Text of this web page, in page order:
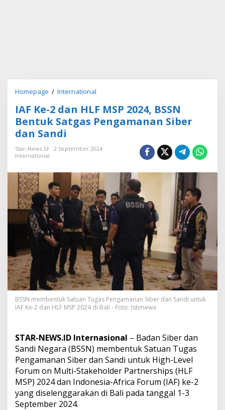
Homepage / International
F
K
2
n
H
L
F
M
S
,
B
S
S
N
n
u
k
S
a
t
g
IAF Ke-2 dan HLF MSP 2024, BSSN
Bentuk Satgas Pengamanan Siber
dan Sandi
Star-News.id
2 September 2024
International
BSSN membentuk Satuan Tugas Pengamanan Siber dan Sandi untuk
IAF Ke-2 dan HLF MSP 2024 di Bali - Foto: Istimewa
STAR-NEWS.ID Internasional – Badan Siber dan
Sandi Negara (BSSN) membentuk Satuan Tugas
Pengamanan Siber dan Sandi untuk High-Level
Forum on Multi-Stakeholder Partnerships (HLF
MSP) 2024 dan Indonesia-Africa Forum (IAF) ke-2
yang diselenggarakan di Bali pada tanggal 1-3
September 2024.